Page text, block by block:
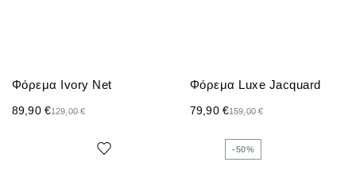
Φόρεμα Ivory Net
129,00€
89,90 €
Φόρεμα Luxe Jacquard
159,00€
79,90 €
-50%